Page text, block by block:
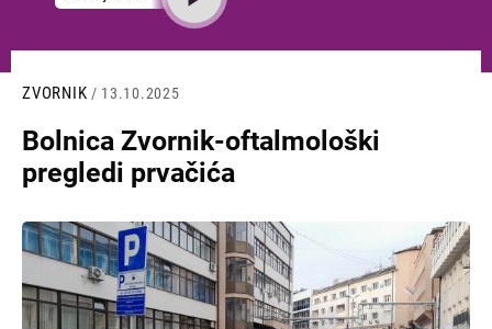
ZVORNIK / 13.10.2025
Bolnica Zvornik-oftalmološki
pregledi prvačića
Slika